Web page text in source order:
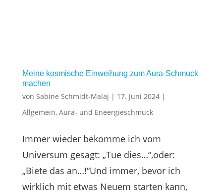
Meine kosmische Einweihung zum Aura-Schmuck
machen
von Sabine Schmidt-Malaj | 17. Juni 2024|
Allgemein, Aura- und Eneergieschmuck
Immer wieder bekomme ich vom
Universum gesagt: „Tue dies…“,oder:
„Biete das an…!“Und immer, bevor ich
wirklich mit etwas Neuem starten kann,